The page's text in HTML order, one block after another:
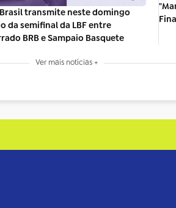
transmite neste domingo
da semifinal da LBF entre
BRB e Sampaio Basquete
Ver mais notícias +